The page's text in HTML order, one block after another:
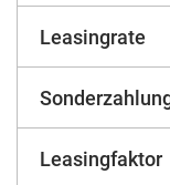
Leasingrate
Leasingfaktor